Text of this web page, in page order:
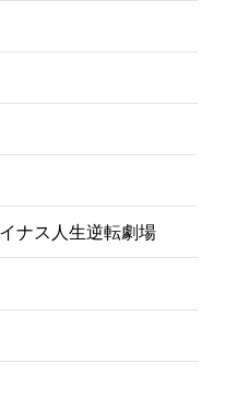
ナス人生逆転劇場